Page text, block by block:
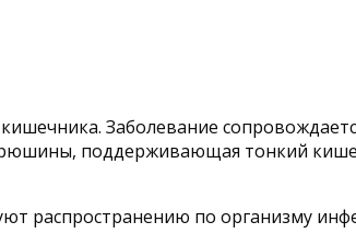
Заболевание
поддерживающая тонкий
распространению по организму